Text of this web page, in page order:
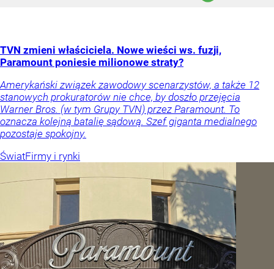
TVN zmieni właściciela. Nowe wieści ws. fuzji,
Paramount poniesie milionowe straty?
Amerykański związek zawodowy scenarzystów, a także 12
stanowych prokuratorów nie chce, by doszło przejęcia
Warner Bros. (w tym Grupy TVN) przez Paramount. To
oznacza kolejną batalię sądową. Szef giganta medialnego
pozostaje spokojny.
ŚwiatFirmy i rynki